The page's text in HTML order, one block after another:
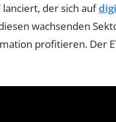
lanciert, der sich auf
wachsenden
profitieren. Der